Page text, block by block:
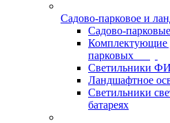
Садово-парковое и
Садово-
Комплектующие
парковых
Светильники
Ландшафтное
Светильники
батареях